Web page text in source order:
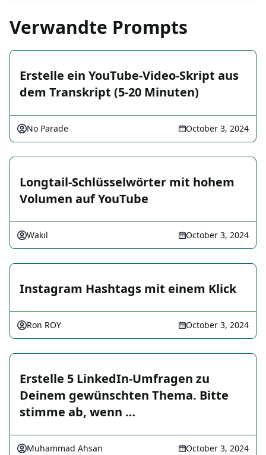
Verwandte Prompts
Erstelle ein YouTube-Video-Skript aus
dem Transkript (5-20 Minuten)
No Parade October 3, 2024
Longtail-Schlüsselwörter mit hohem
Volumen auf YouTube
Wakil October 3, 2024
Instagram Hashtags mit einem Klick
Ron ROY October 3, 2024
Erstelle 5 LinkedIn-Umfragen zu
Deinem gewünschten Thema. Bitte
stimme ab, wenn …
Muhammad Ahsan October 3, 2024